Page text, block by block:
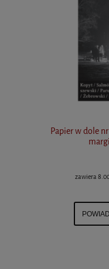
Papier w dole
zawiera